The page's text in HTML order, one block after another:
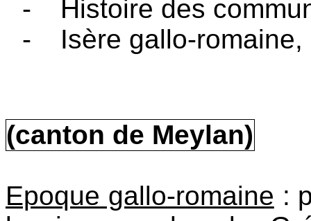
-
Histoire des
-
Isère gallo-
(canton de Meylan)
Epoque gallo-romaine :